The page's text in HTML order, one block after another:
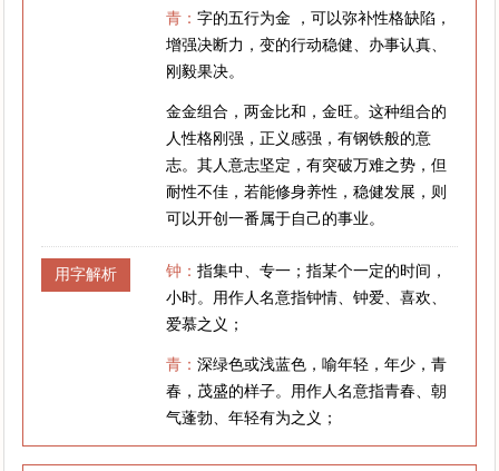
青：字的五行为金 ，可以弥补性格缺陷，
增强决断力，变的行动稳健、办事认真、
刚毅果决。
金金组合，两金比和，金旺。这种组合的
人性格刚强，正义感强，有钢铁般的意
志。其人意志坚定，有突破万难之势，但
耐性不佳，若能修身养性，稳健发展，则
可以开创一番属于自己的事业。
用字解析 钟：指集中、专一；指某个一定的时间，
小时。用作人名意指钟情、钟爱、喜欢、
爱慕之义；
青：深绿色或浅蓝色，喻年轻，年少，青
春，茂盛的样子。用作人名意指青春、朝
气蓬勃、年轻有为之义；